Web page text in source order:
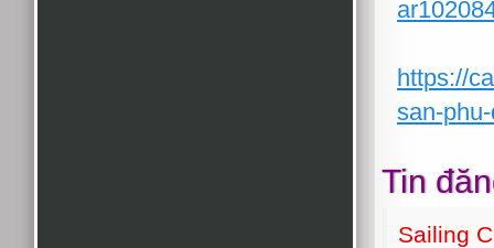
https://
san-
Tin
Sailing